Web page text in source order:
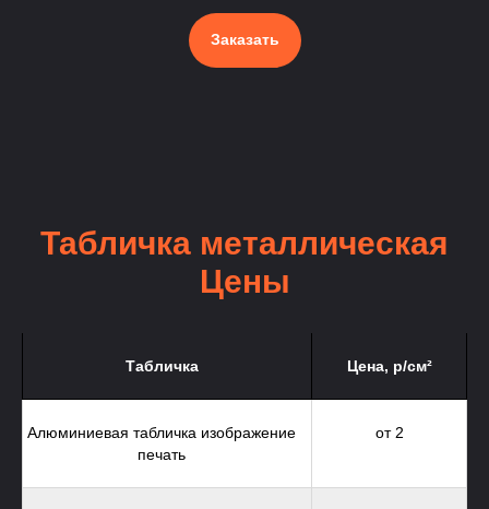
Заказать
Табличка металлическая
Цены
Табличка Цена, р/см²
Алюминиевая табличка изображение
печать
от 2